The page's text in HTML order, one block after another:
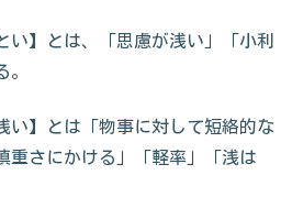
い】とは、「思慮が浅い」「小利
。
い】とは「物事に対して短絡的な
重さにかける」「軽率」「浅は